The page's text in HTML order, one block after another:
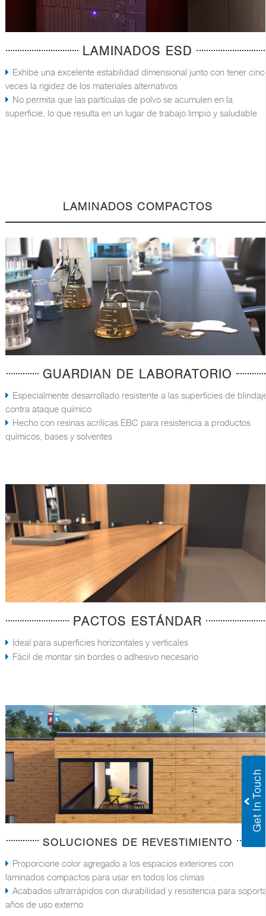
LAMINADOS ESD
Exhibe una excelente estabilidad dimensional junto con tener
veces la rigidez de los materiales alternativos
No permita que las partículas de polvo se acumulen en la
superficie, lo que resulta en un lugar de trabajo limpio y saludable
LAMINADOS COMPACTOS
GUARDIAN DE LABORATORIO
Especialmente desarrollado resistente a las superficies de
contra ataque químico
Hecho con resinas acrílicas EBC para resistencia a productos
químicos, bases y solventes
PACTOS ESTÁNDAR
Ideal para superficies horizontales y verticales
Fácil de montar sin bordes o adhesivo necesario
SOLUCIONES DE REVESTIMIENTO
Proporcione color agregado a los espacios exteriores con
laminados compactos para usar en todos los climas
Acabados ultrarrápidos con durabilidad y resistencia para
años de uso externo